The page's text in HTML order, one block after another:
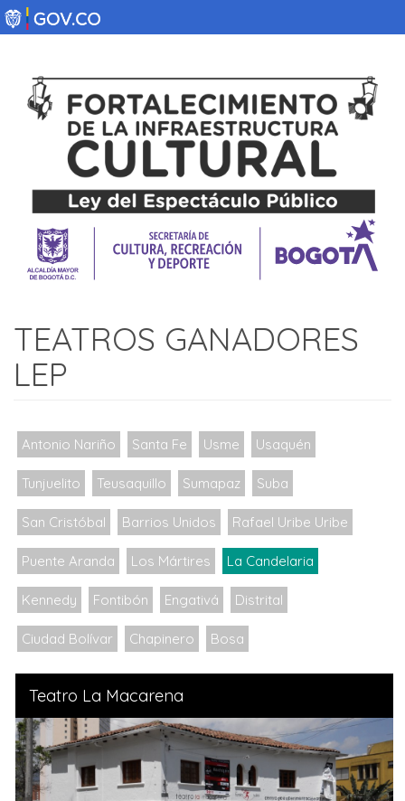
Pasar
al
principal
TEATROS GANADORES
LEP
Antonio Nariño Santa Fe Usme Usaquén
Tunjuelito Teusaquillo Sumapaz Suba
San Cristóbal Barrios Unidos Rafael Uribe Uribe
Puente Aranda Los Mártires La Candelaria
Kennedy Fontibón Engativá Distrital
Ciudad Bolívar Chapinero Bosa
Teatro La Macarena